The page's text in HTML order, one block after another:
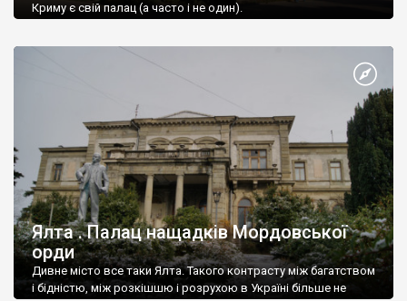
Криму є свій палац (а часто і не один).
Ялта . Палац нащадків Мордовської
орди
Дивне місто все таки Ялта. Такого контрасту між багатством
і бідністю, між розкішшю і розрухою в Україні більше не